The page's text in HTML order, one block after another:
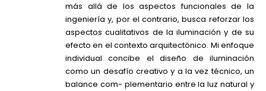
más allá de los aspectos funcionales de la
ingeniería y, por el contrario, busca reforzar los
aspectos cualitativos de la iluminación y de su
efecto en el contexto arquitectónico. Mi enfoque
individual concibe el diseño de iluminación
como un desafío creativo y a la vez técnico, un
balance com- plementario entre la luz natural y